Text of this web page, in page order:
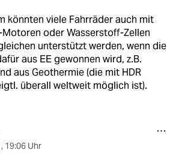
könnten viele Fahrräder auch mit
Motoren oder Wasserstoff-Zellen
unterstützt werden, wenn die
aus EE gewonnen wird, z.B.
aus Geothermie (die mit HDR
überall weltweit möglich ist).
, 19:06 Uhr